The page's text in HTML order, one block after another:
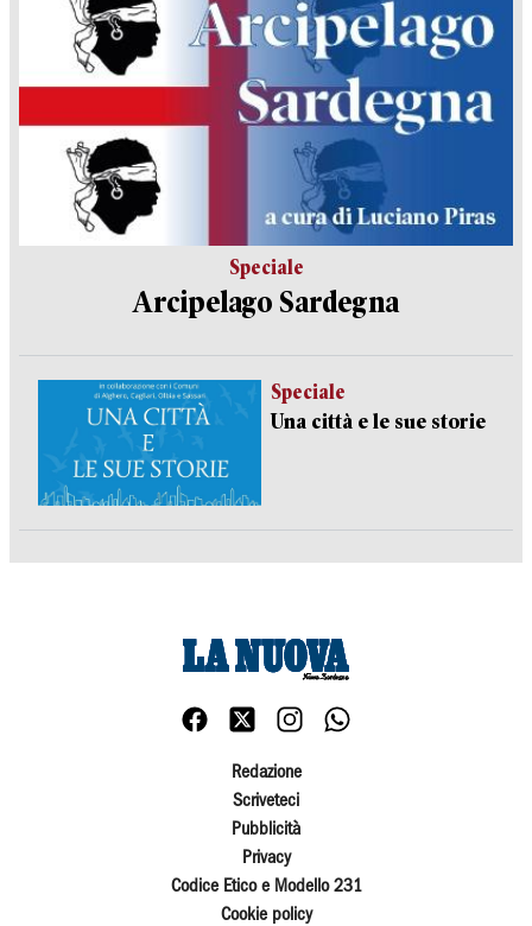
Speciale
Arcipelago Sardegna
Speciale
Una città e le sue storie
Redazione
Scriveteci
Pubblicità
Privacy
Codice Etico e Modello 231
Cookie policy